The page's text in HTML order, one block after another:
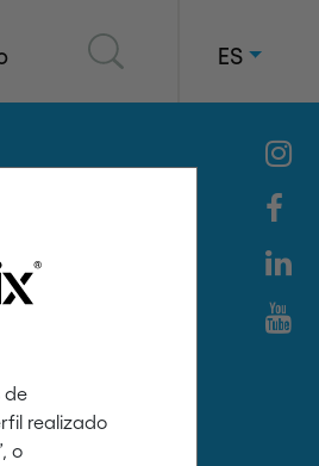
de
realizado
o
ES